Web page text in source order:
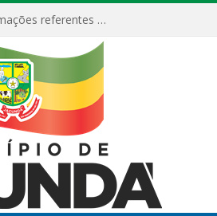
Relatórios Detalhados contendo todas as informações referentes a execução de recursos destinados ao fomento de projetos culturais no Município de Jacundá entre os anos de 2022 ao presente ano de 2026.